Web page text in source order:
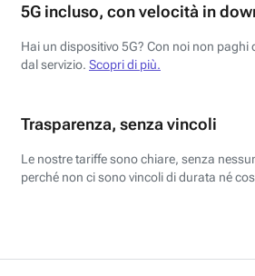
5G incluso, con velocità in
Hai un dispositivo 5G? Con noi non paghi
dal servizio. Scopri di più.
Trasparenza, senza vincoli
Le nostre tariffe sono chiare, senza
perché non ci sono vincoli di durata né